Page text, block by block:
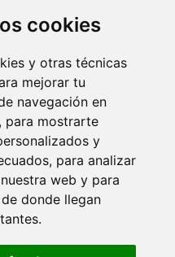
cookies
y otras técnicas
mejorar tu
navegación en
para mostrarte
y
para analizar
web y para
donde llegan
gratuitos
pedido en cualquier momento
árbol. Leer más